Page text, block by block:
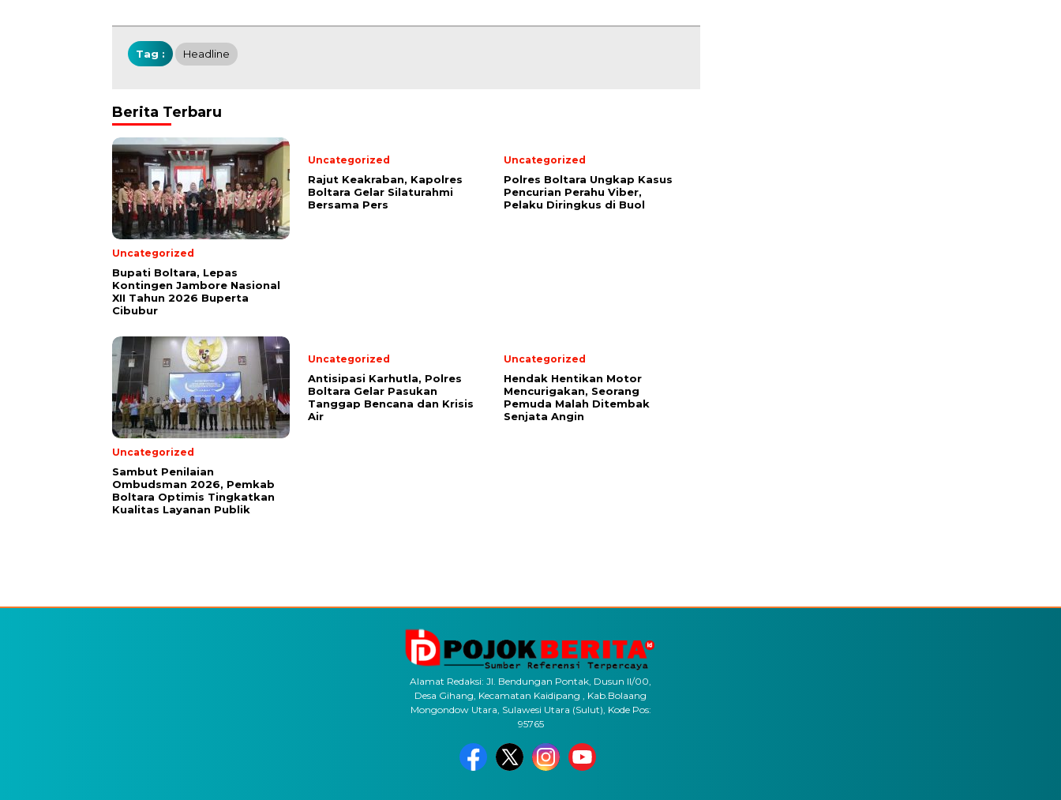
Tag : Headline
Berita Terbaru
Uncategorized
Bupati Boltara, Lepas
Kontingen Jambore Nasional
XII Tahun 2026 Buperta
Cibubur
Uncategorized
Rajut Keakraban, Kapolres
Boltara Gelar Silaturahmi
Bersama Pers
Uncategorized
Polres Boltara Ungkap Kasus
Pencurian Perahu Viber,
Pelaku Diringkus di Buol
Uncategorized
Sambut Penilaian
Ombudsman 2026, Pemkab
Boltara Optimis Tingkatkan
Kualitas Layanan Publik
Uncategorized
Antisipasi Karhutla, Polres
Boltara Gelar Pasukan
Tanggap Bencana dan Krisis
Air
Uncategorized
Hendak Hentikan Motor
Mencurigakan, Seorang
Pemuda Malah Ditembak
Senjata Angin
Alamat Redaksi: Jl. Bendungan Pontak, Dusun II/00,
Desa Gihang, Kecamatan Kaidipang , Kab.Bolaang
Mongondow Utara, Sulawesi Utara (Sulut), Kode Pos:
95765